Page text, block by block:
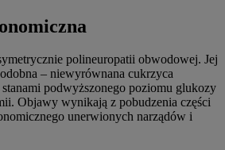
polineuropatii obwodowej. Jej
– niewyrównana cukrzyca
podwyższonego poziomu glukozy
Objawy wynikają z pobudzenia części
unerwionych narządów i